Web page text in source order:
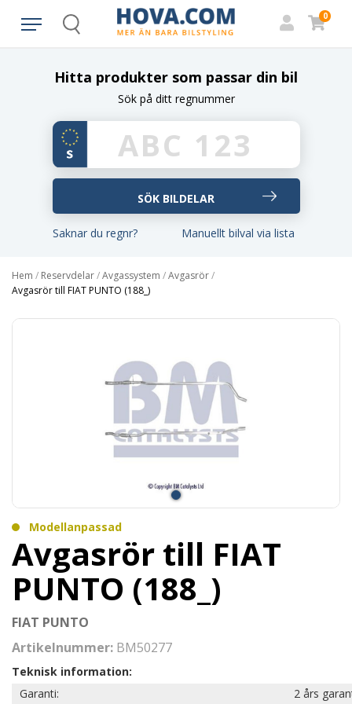
Search
0
Hitta produkter som passar din bil
Sök på ditt regnummer
Saknar du regnr? Manuellt bilval via lista
Hem / Reservdelar/Avgassystem /Avgasrör/
Avgasrör till FIAT PUNTO (188_)
Modellanpassad
Avgasrör till FIAT
PUNTO (188_)
FIAT PUNTO
Artikelnummer: BM50277
Teknisk information:
Garanti:
2 års